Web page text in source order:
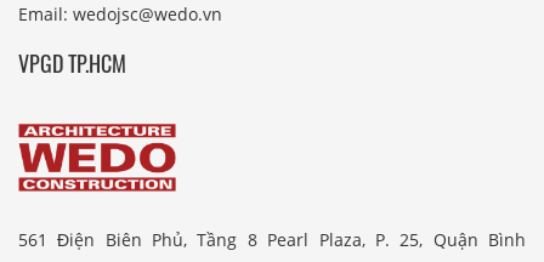
Email: wedojsc@wedo.vn
VPGD TP.HCM
561 Điện Biên Phủ, Tầng 8 Pearl Plaza, P. 25, Quận Bình